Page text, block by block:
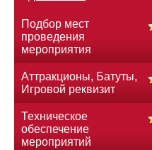
Подбор мест
проведения
мероприятия
Аттракционы, Батуты,
Игровой реквизит
Техническое
обеспечение
мероприятий